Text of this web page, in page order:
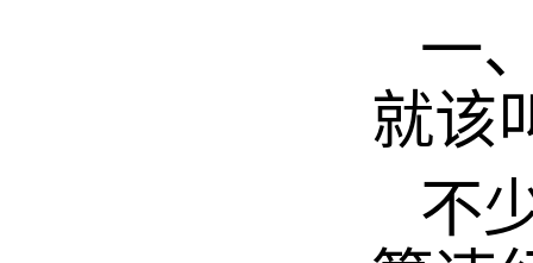
一
就该
不